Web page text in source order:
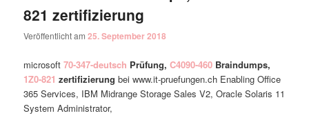
821 zertifizierung
Veröffentlicht am25. September 2018
microsoft70-347-deutsch Prüfung,C4090-460 Braindumps,
1Z0-821 zertifizierung bei www.it-pruefungen.ch Enabling Office
365 Services, IBM Midrange Storage Sales V2, Oracle Solaris 11
System Administrator,